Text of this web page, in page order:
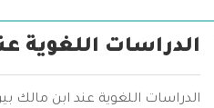
الدراسات اللغوية
الدراسات اللغوية عند ابن مالك